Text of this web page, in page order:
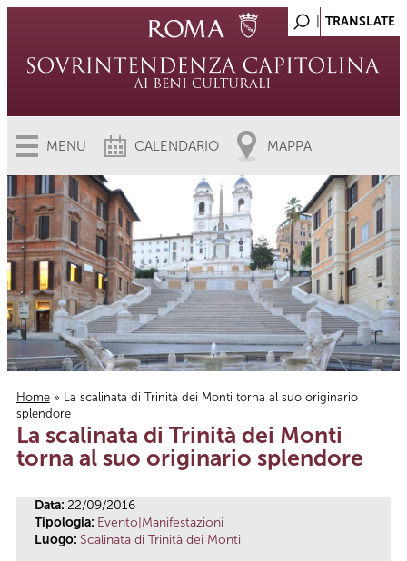
MENU CALENDARIO MAPPA
Tu sei qui
Home » La scalinata di Trinità dei Monti torna al suo originario
splendore
La scalinata di Trinità dei Monti
torna al suo originario splendore
Data: 22/09/2016
Tipologia: Evento|Manifestazioni
Luogo: Scalinata di Trinità dei Monti